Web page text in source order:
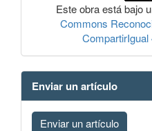
Este obra está bajo
Commons
CompartirIgual
Enviar un artículo
Enviar un artículo